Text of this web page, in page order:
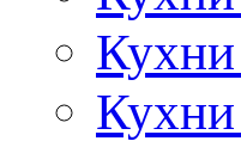
Кухни
Кухни